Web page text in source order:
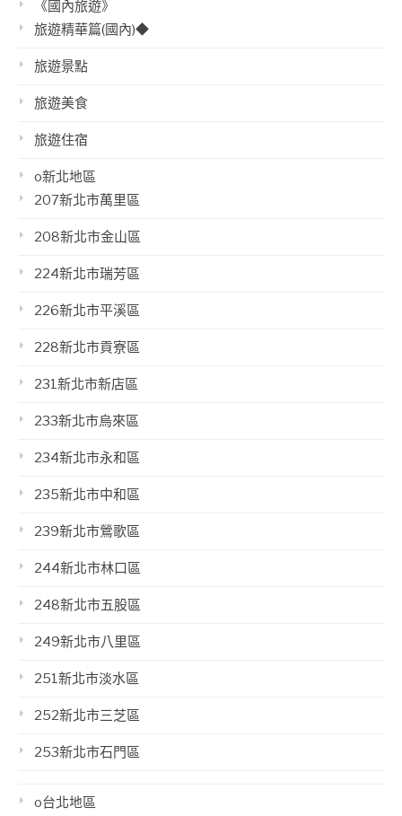
《國內旅遊》
旅遊精華篇(國內)◆
旅遊景點
旅遊美食
旅遊住宿
o新北地區
207新北市萬里區
208新北市金山區
224新北市瑞芳區
226新北市平溪區
228新北市貢寮區
231新北市新店區
233新北市烏來區
234新北市永和區
235新北市中和區
239新北市鶯歌區
244新北市林口區
248新北市五股區
249新北市八里區
251新北市淡水區
252新北市三芝區
253新北市石門區
o台北地區